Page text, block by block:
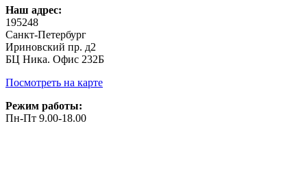
Наш адрес:
195248
Санкт-Петербург
Ириновский пр. д2
БЦ Ника. Офис 232Б
Посмотреть на карте
Режим работы:
Пн-Пт 9.00-18.00